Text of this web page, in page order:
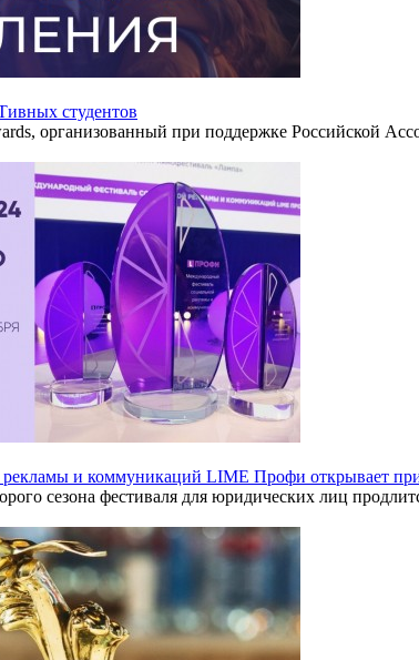
студентов
организованный при поддержке Российской
рекламы и коммуникаций LIME Профи открывает
сезона фестиваля для юридических лиц